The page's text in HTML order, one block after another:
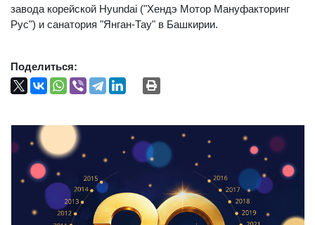
завода корейской Hyundai ("Хендэ Мотор Мануфакторинг
Рус") и санатория "Янган-Тау" в Башкирии.
Поделиться: